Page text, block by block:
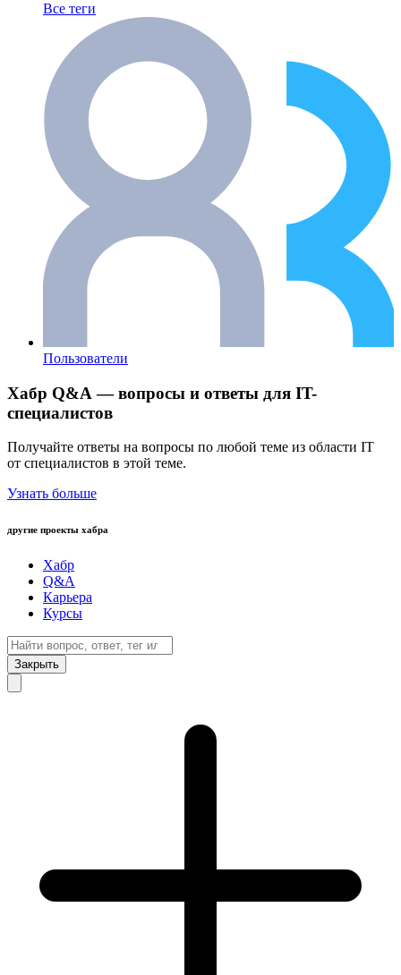
Все теги
Пользователи
Хабр Q&A — вопросы и ответы для IT-
специалистов
Получайте ответы на вопросы по любой теме из области IT
от специалистов в этой теме.
Узнать больше
другие проекты хабра
Хабр
Q&A
Карьера
Курсы
Закрыть